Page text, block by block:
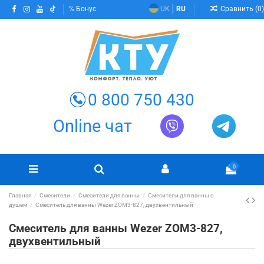
Бонус UK RU Сравнить (0)
0 800 750 430
Online чат
0
Главная Смесители Смесители для ванны
Смесители для ванны с
душем
Смеситель для ванны Wezer ZOM3-827, двухвентильный
Смеситель для ванны Wezer ZOM3-827,
двухвентильный